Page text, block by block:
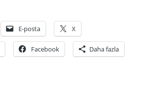
E-posta X
Facebook Daha fazla